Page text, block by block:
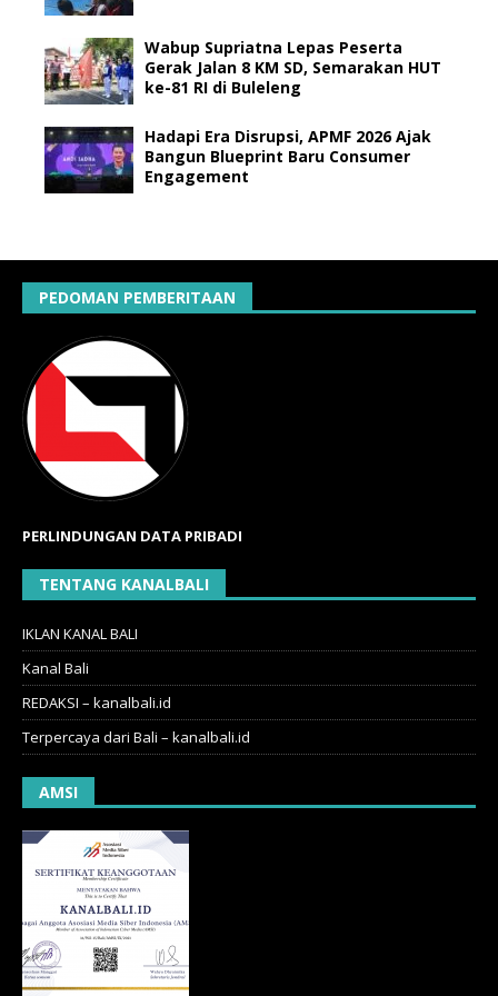
Wabup Supriatna Lepas Peserta
Gerak Jalan 8 KM SD, Semarakan HUT
ke-81 RI di Buleleng
Hadapi Era Disrupsi, APMF 2026 Ajak
Bangun Blueprint Baru Consumer
Engagement
PEDOMAN PEMBERITAAN
PERLINDUNGAN DATA PRIBADI
TENTANG KANALBALI
IKLAN KANAL BALI
Kanal Bali
REDAKSI – kanalbali.id
Terpercaya dari Bali – kanalbali.id
AMSI